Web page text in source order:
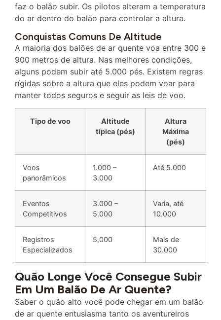
faz o balão subir. Os pilotos alteram a temperatura
do ar dentro do balão para controlar a altura.
Conquistas Comuns De Altitude
A maioria dos balões de ar quente voa entre 300 e
900 metros de altura. Nas melhores condições,
alguns podem subir até 5.000 pés. Existem regras
rígidas sobre a altura que eles podem voar para
manter todos seguros e seguir as leis de voo.
Tipo de voo
Altitude
típica (pés)
Altura
Máxima
(pés)
Voos
panorâmicos
1.000 –
3.000
Até 5.000
Eventos
Competitivos
3.000 –
5.000
Varia, até
10.000
Registros
Especializados
5,000
Mais de
30.000
Quão Longe Você Consegue Subir
Em Um Balão De Ar Quente?
Saber o quão alto você pode chegar em um balão
de ar quente entusiasma tanto os aventureiros